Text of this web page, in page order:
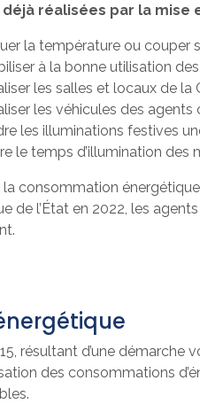
réalisées par la mise
la température ou couper
à la bonne utilisation
les salles et locaux de la
les véhicules des agents
les illuminations festives
le temps d’illumination des
la consommation
de l’État en 2022, les
résultant d’une démarche
des consommations